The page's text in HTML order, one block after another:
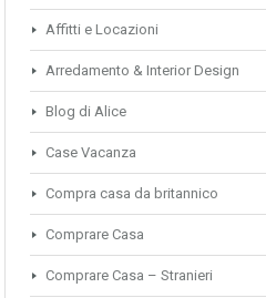
Affitti e Locazioni
Arredamento & Interior Design
Blog di Alice
Case Vacanza
Compra casa da britannico
Comprare Casa
Comprare Casa – Stranieri